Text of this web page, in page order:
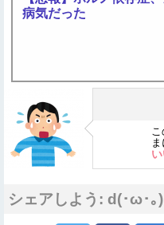
病気だった
シェアしよう: d(･ω･｡)